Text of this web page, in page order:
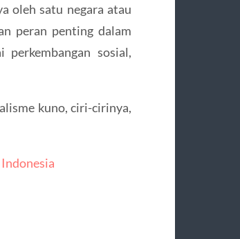
oleh satu negara atau
peran penting dalam
perkembangan sosial,
kuno, ciri-cirinya,